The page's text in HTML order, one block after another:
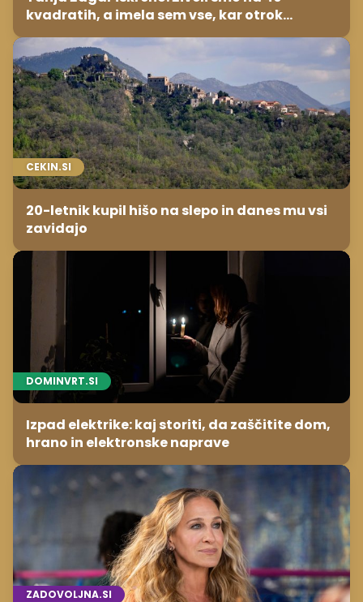
kvadratih, a imela sem vse, kar otrok
potrebuje
CEKIN.SI
20-letnik kupil hišo na slepo in danes mu vsi
zavidajo
DOMINVRT.SI
Izpad elektrike: kaj storiti, da zaščitite dom,
hrano in elektronske naprave
ZADOVOLJNA.SI